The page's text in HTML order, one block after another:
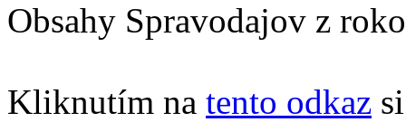
Obsahy Spravodajov z
Kliknutím na tento odkaz